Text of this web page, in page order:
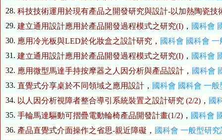
28. 科技技術運用於現有產品之開發研究與設計-以加熱陶瓷技
29. 建立通用設計應用於產品開發過程模式之研究(I) ， 國科會
30. 應用冷光板與LED於化妝盒之設計研究 ， 國科會 國科會
31. 建立通用設計應用於產品開發過程模式之研究(I) ， 國科會
32. 應用微型馬達手持按摩器之人因分析與產品設計 ， 國科會
33. 直覺式分享桌於不同領域之應用設計 ， 國科會 國科會 一
34. 以人因分析視障者整合導引系統裝置之設計研究 (2/2) ， 國
35. 手輪馬達驅動可摺疊電動輪椅產品開發計畫(1/2) ， 國科會
36. 產品直覺式介面操作之省思-親近障礙 ， 國科會 一般型研